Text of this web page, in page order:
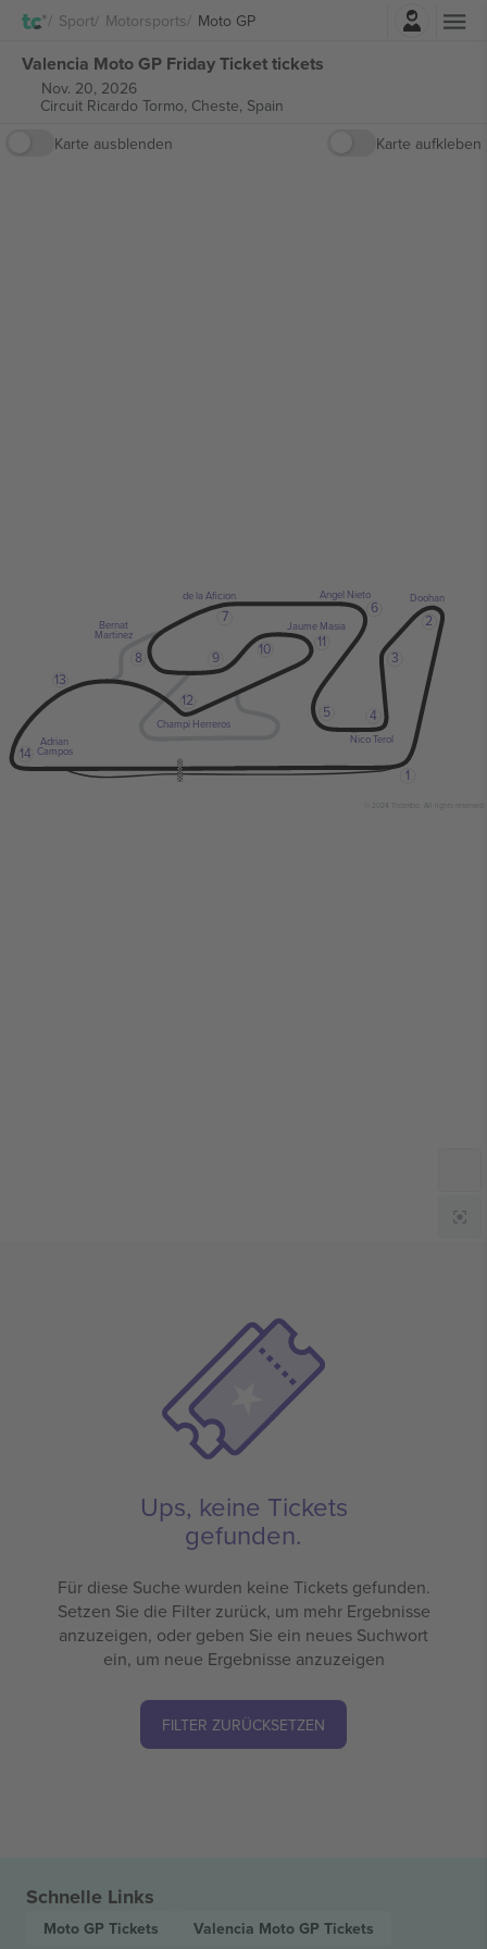
Sport Motorsports Moto GP
Valencia Moto GP Friday Ticket tickets
Nov. 20, 2026
Circuit Ricardo Tormo, Cheste, Spain
Karte ausblenden
Karte aufkleben
1
2
3
4
5
6
7
8 9
10 11
12
13
14
© 2024 Ticombo. All rights reserved
Nico Terol
Doohan
Angel Nieto
de la Aficion
Jaume Masia
Bernat
Martinez
Champi Herreros
Adrian
Campos
Ups, keine Tickets
gefunden.
Für diese Suche wurden keine Tickets gefunden.
Setzen Sie die Filter zurück, um mehr Ergebnisse
anzuzeigen, oder geben Sie ein neues Suchwort
ein, um neue Ergebnisse anzuzeigen
FILTER ZURÜCKSETZEN
Schnelle Links
Moto GP Tickets Valencia Moto GP Tickets